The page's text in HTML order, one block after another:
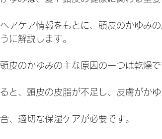
アケア情報をもとに、頭皮のかゆみ
に解説します。
皮のかゆみの主な原因の一つは乾燥で
と、頭皮の皮脂が不足し、皮膚がかゆ
、適切な保湿ケアが必要です。